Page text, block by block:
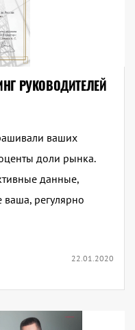
РУКОВОДИТЕЛЕЙ
ваших
доли рынка.
данные,
регулярно
22.01.2020